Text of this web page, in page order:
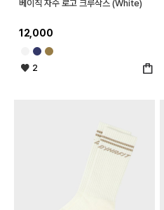
베이직 자수 로고 크루삭스 (White)
12,000
2